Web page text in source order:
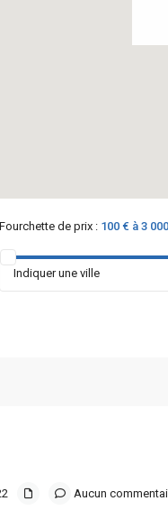
Fourchette de prix : 100 € à 3
Aucun